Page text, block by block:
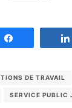
DE TRAVAIL
SERVICE PUBLIC